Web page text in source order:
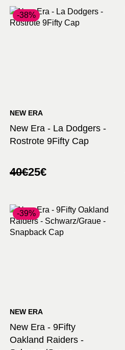
45€
30€.
-38%
NEW ERA
New Era - La Dodgers -
Rostrote 9Fifty Cap
40€
Ursprünglicher
40€
25€
Aktueller
25€.
-39%
NEW ERA
New Era - 9Fifty
Oakland Raiders -